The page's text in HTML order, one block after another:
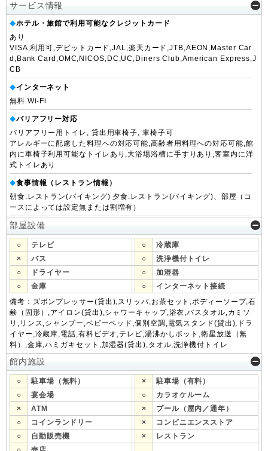
サービス情報
◆ホテル・旅館で利用可能なクレジットカード
あり
VISA,利用可,デビットカード,JAL,楽天カード,JTB,AEON,Master Car
d,Bank Card,OMC,NICOS,DC,UC,Diners Club,American Express,J
CB
◆インターネット
無料 Wi-Fi
◆バリアフリー対応
バリアフリー用トイレ, 貸出用車椅子, 車椅子可
アレルギーに配慮した料理への対応可能,高齢者用料理への対応可能,館
内に車椅子利用可能なトイレあり,大浴場浴槽に手すりあり,客室内に洋
式トイレあり
◆食事情報（レストラン情報）
朝食:レストラン(バイキング) 夕食:レストラン(バイキング)、部屋（コ
ースによっては設定無または割増有）
部屋設備
○ テレビ ○
冷蔵庫
×
バス ○
洗浄機付トイレ
○
ドライヤー ○
加湿器
○
金庫 ○
インターネット接続
備考：ズボンプレッサー(貸出),スリッパ,お茶セット,ボディーソープ,石
鹸（固形）,アイロン(貸出),シャワーキャップ,浴衣,バスタオル,カミソ
リ,リンス,シャンプー,ベビーベッド,個別空調,電気スタンド(貸出),ドラ
イヤー,冷蔵庫,電話,有料ビデオ,テレビ,湯沸かしポット,衛星放送（無
料）,金庫,ハミガキセット,加湿器(貸出),タオル,洗浄機付トイレ
館内施設
○ 駐車場（無料） ×
駐車場（有料）
○
宴会場 ○
カラオケルーム
×
ATM ×
プール（屋内／通年）
○
コインランドリー ×
コンビニエンスストア
○
自動販売機 ×
レストラン